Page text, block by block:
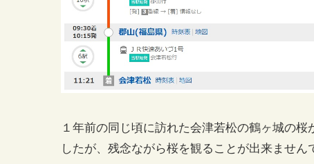
１年前の同じ頃に訪れた会津若松の鶴ヶ城の
したが、残念ながら桜を観ることが出来ません